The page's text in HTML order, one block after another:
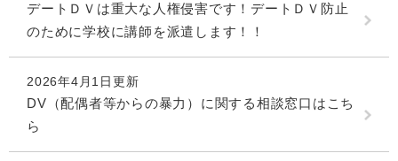
デートＤＶは重大な人権侵害です！デートＤＶ防止
のために学校に講師を派遣します！！
2026年4月1日更新
DV（配偶者等からの暴力）に関する相談窓口はこち
ら